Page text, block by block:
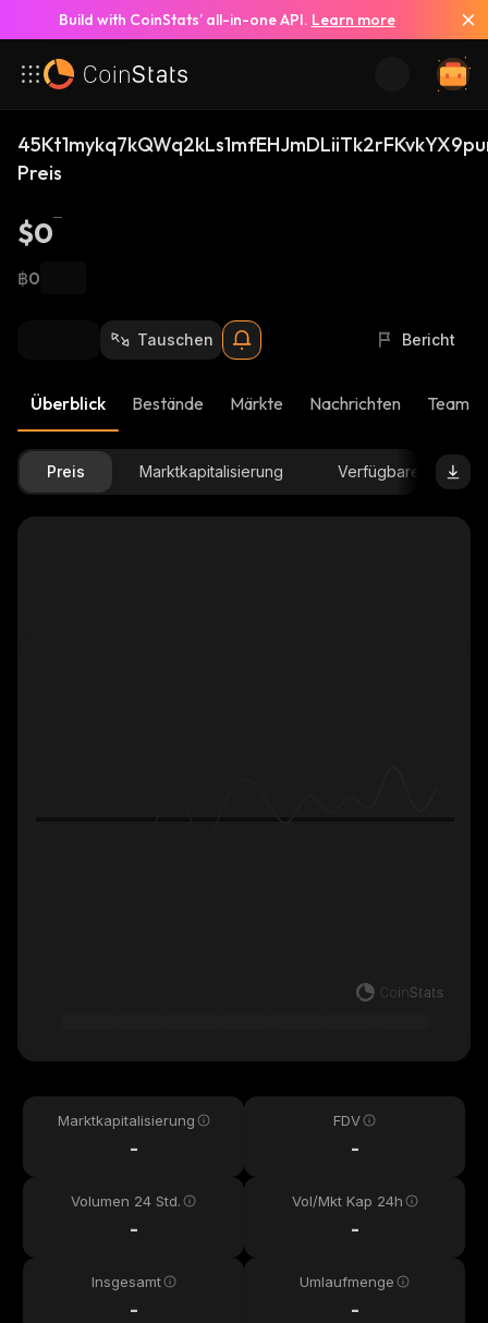
Build with CoinStats’ all-in-one API. Learn more
Preis
$0
฿0
Tauschen Bericht
Überblick Bestände Märkte Nachrichten Team-
Preis Marktkapitalisierung Verfügbare Menge
Marktkapitalisierung
-
FDV
-
Volumen 24 Std.
-
Vol/Mkt Kap 24h
-
Insgesamt
-
Umlaufmenge
-